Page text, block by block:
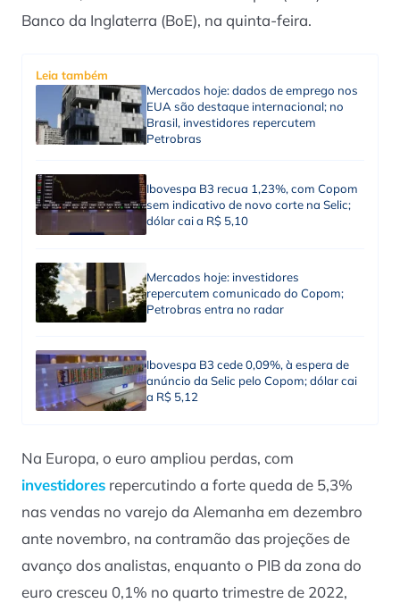
Banco da Inglaterra (BoE), na quinta-feira.
Leia também
Mercados hoje: dados de emprego nos
EUA são destaque internacional; no
Brasil, investidores repercutem
Petrobras
Ibovespa B3 recua 1,23%, com Copom
sem indicativo de novo corte na Selic;
dólar cai a R$ 5,10
Mercados hoje: investidores
repercutem comunicado do Copom;
Petrobras entra no radar
Ibovespa B3 cede 0,09%, à espera de
anúncio da Selic pelo Copom; dólar cai
a R$ 5,12
Na Europa, o euro ampliou perdas, com
investidores repercutindo a forte queda de 5,3%
nas vendas no varejo da Alemanha em dezembro
ante novembro, na contramão das projeções de
avanço dos analistas, enquanto o PIB da zona do
euro cresceu 0,1% no quarto trimestre de 2022,